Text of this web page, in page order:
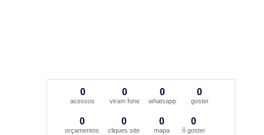
0
acessos
0
viram fone
0
whatsapp
0
gostei
0
orçamentos
0
cliques site
0
mapa
0
ñ gostei